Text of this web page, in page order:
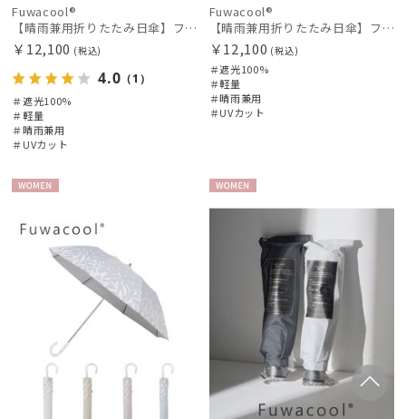
Fuwacool®
【晴雨兼用折りたたみ日傘】フワクール®ホワイト（Fuwacool® White）ボタニカルグリッター 遮光100 UV100
￥12,100 (税込)
4.0 （1）
＃遮光100%
＃軽量
＃晴雨兼用
＃UVカット
Fuwacool®
【晴雨兼用折りたたみ日傘】フワクール®ホワイト（Fuwacool® White）スパークルブラッシュ 遮光100 UV100
￥12,100 (税込)
＃遮光100%
＃軽量
＃晴雨兼用
＃UVカット
N